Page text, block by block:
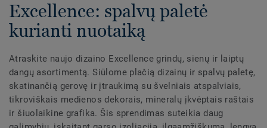
Excellence: spalvų paletė
kurianti nuotaiką
Atraskite naujo dizaino Excellence grindų, sienų ir laiptų
dangų asortimentą. Siūlome plačią dizainų ir spalvų paletę,
skatinančią gerovę ir įtraukimą su švelniais atspalviais,
tikroviškais medienos dekorais, mineralų įkvėptais raštais
ir šiuolaikine grafika. Šis sprendimas suteikia daug